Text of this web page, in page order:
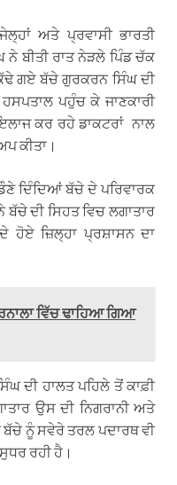
ਅਤੇ ਪ੍ਰਵਾਸੀ ਭਾਰਤੀ
ਨੇ ਬੀਤੀ ਰਾਤ ਨੇੜਲੇ ਪਿੰਡ ਚੱਕ
ਗਏ ਬੱਚੇ ਗੁਰਕਰਨ ਸਿੰਘ ਦੀ
ਪਹੁੰਚ ਕੇ ਜਾਣਕਾਰੀ
ਕਰ ਰਹੇ ਡਾਕਟਰਾਂ ਨਾਲ
ਕੀਤਾ।
ਦਿੰਦਿਆਂ ਬੱਚੇ ਦੇ ਪਰਿਵਾਰਕ
ਬੱਚੇ ਦੀ ਸਿਹਤ ਵਿਚ ਲਗਾਤਾਰ
ਹੋਏ ਜ਼ਿਲ੍ਹਾ ਪ੍ਰਸ਼ਾਸਨ ਦਾ
ਵਿੱਚ ਢਾਹਿਆ ਗਿਆ
ਦੀ ਹਾਲਤ ਪਹਿਲੇ ਤੋਂ ਕਾਫ਼ੀ
ਉਸ ਦੀ ਨਿਗਰਾਨੀ ਅਤੇ
ਨੂੰ ਸਵੇਰੇ ਤਰਲ ਪਦਾਰਥ ਵੀ
ਰਹੀ ਹੈ।